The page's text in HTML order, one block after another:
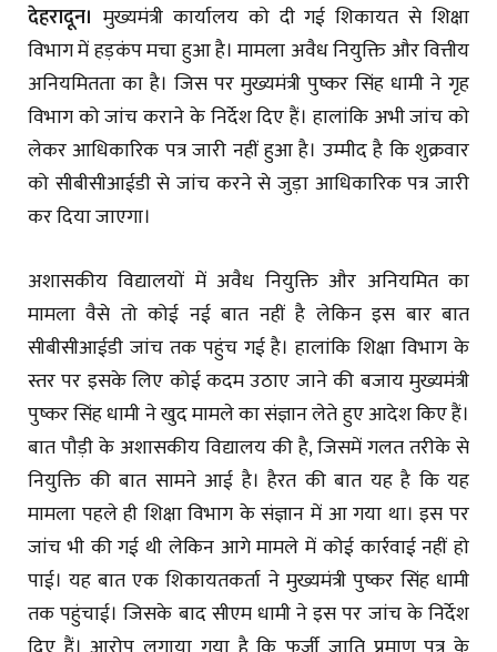
देहरादून। मुख्यमंत्री कार्यालय को दी गई शिकायत से शिक्षा
विभाग में हड़कंप मचा हुआ है। मामला अवैध नियुक्ति और वित्तीय
अनियमितता का है। जिस पर मुख्यमंत्री पुष्कर सिंह धामी ने गृह
विभाग को जांच कराने के निर्देश दिए हैं। हालांकि अभी जांच को
लेकर आधिकारिक पत्र जारी नहीं हुआ है। उम्मीद है कि शुक्रवार
को सीबीसीआईडी से जांच करने से जुड़ा आधिकारिक पत्र जारी
कर दिया जाएगा।
अशासकीय विद्यालयों में अवैध नियुक्ति और अनियमित का
मामला वैसे तो कोई नई बात नहीं है लेकिन इस बार बात
सीबीसीआईडी जांच तक पहुंच गई है। हालांकि शिक्षा विभाग के
स्तर पर इसके लिए कोई कदम उठाए जाने की बजाय मुख्यमंत्री
पुष्कर सिंह धामी ने खुद मामले का संज्ञान लेते हुए आदेश किए हैं।
बात पौड़ी के अशासकीय विद्यालय की है, जिसमें गलत तरीके से
नियुक्ति की बात सामने आई है। हैरत की बात यह है कि यह
मामला पहले ही शिक्षा विभाग के संज्ञान में आ गया था। इस पर
जांच भी की गई थी लेकिन आगे मामले में कोई कार्रवाई नहीं हो
पाई। यह बात एक शिकायतकर्ता ने मुख्यमंत्री पुष्कर सिंह धामी
तक पहुंचाई। जिसके बाद सीएम धामी ने इस पर जांच के निर्देश